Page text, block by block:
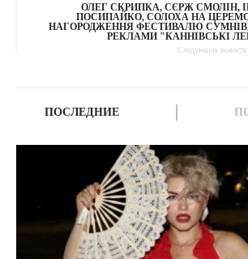
ОЛЕГ СКРИПКА, СЄРЖ СМОЛІН,
ПОСИПАЙКО, СОЛОХА НА
НАГОРОДЖЕННЯ ФЕСТИВАЛЮ
РЕКЛАМИ "КАННІВСЬКІ
Следующая новость
ПОСЛЕДНИЕ